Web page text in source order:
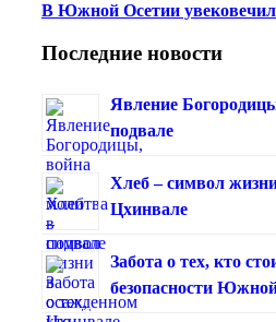
В Южной Осетии
Последние новости
Явление
подвале
Хлеб – символ
Цхинвале
Забота о тех, кто
безопасности